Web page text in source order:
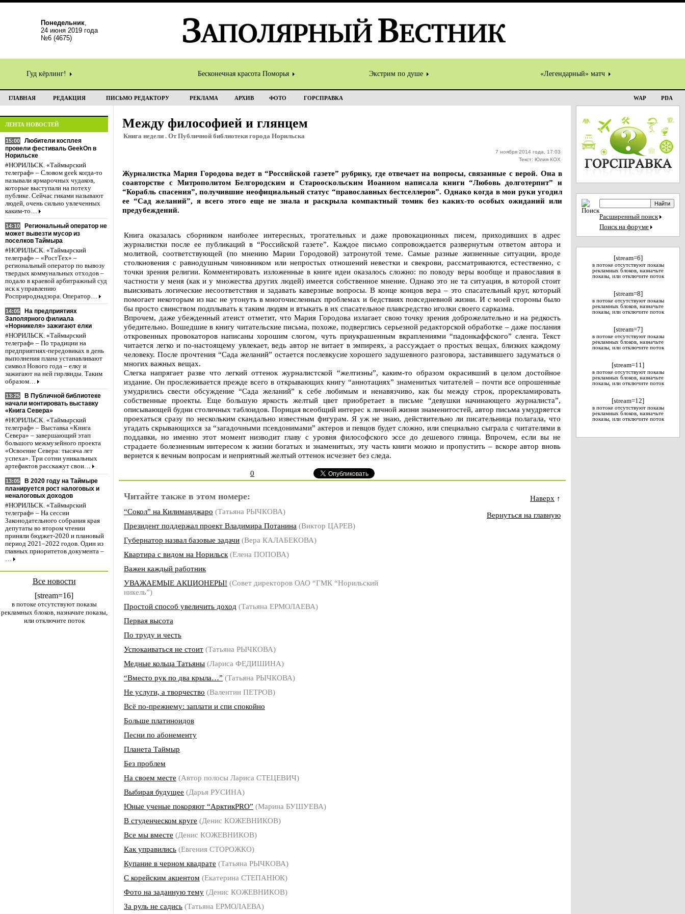
Понедельник,
24 июня 2019 года
№6 (4675)
Гуд кёрлинг! Бесконечная красота Поморья Экстрим по душе «Легендарный» матч
ГЛАВНАЯ РЕДАКЦИЯ ПИСЬМО РЕДАКТОРУ РЕКЛАМА АРХИВ ФОТО ГОРСПРАВКА WAP PDA
ЛЕНТА НОВОСТЕЙ
15:00
Любители косплея
провели фестиваль GeekOn в
Норильске
#НОРИЛЬСК. «Таймырский
телеграф» – Словом geek когда-то
называли ярмарочных чудаков,
которые выступали на потеху
публике. Сейчас гиками называют
людей, очень сильно увлеченных
каким-то…
14:10
Региональный оператор не
может вывезти мусор из
поселков Таймыра
#НОРИЛЬСК. «Таймырский
телеграф» – «РостТех» –
региональный оператор по вывозу
твердых коммунальных отходов –
подало в краевой арбитражный суд
иск к управлению
Росприроднадзора. Оператор…
14:05
На предприятиях
Заполярного филиала
«Норникеля» зажигают елки
#НОРИЛЬСК. «Таймырский
телеграф» – По традиции на
предприятиях-передовиках в день
выполнения плана устанавливают
символ Нового года – елку и
зажигают на ней гирлянды. Таким
образом…
13:25
В Публичной библиотеке
начали монтировать выставку
«Книга Севера»
#НОРИЛЬСК. «Таймырский
телеграф» – Выставка «Книга
Севера» – завершающий этап
большого межмузейного проекта
«Освоение Севера: тысяча лет
успеха». Три сотни уникальных
артефактов расскажут свои…
13:05
В 2020 году на Таймыре
планируется рост налоговых и
неналоговых доходов
#НОРИЛЬСК. «Таймырский
телеграф» – На сессии
Законодательного собрания края
депутаты во втором чтении
приняли бюджет-2020 и плановый
период 2021–2022 годов. Один из
главных приоритетов документа –
…
Все новости
[stream=16]
в потоке отсутствуют показы
рекламных блоков, назначьте показы,
или отключите поток
Между философией и глянцем
Книга недели . От Публичной библиотеки города Норильска
7 ноября 2014 года, 17:03
Текст: Юлия КОХ
Журналистка Мария Городова ведет в “Российской газете” рубрику, где отвечает на вопросы, связанные с верой. Она в
соавторстве с Митрополитом Белгородским и Старооскольским Иоанном написала книги “Любовь долготерпит” и
“Корабль спасения”, получившие неофициальный статус “православных бестселлеров”. Однако когда в мои руки угодил
ее “Сад желаний”, я всего этого еще не знала и раскрыла компактный томик без каких-то особых ожиданий или
предубеждений.
Книга оказалась сборником наиболее интересных, трогательных и даже провокационных писем, приходивших в адрес
журналистки после ее публикаций в “Российской газете”. Каждое письмо сопровождается развернутым ответом автора и
молитвой, соответствующей (по мнению Марии Городовой) затронутой теме. Самые разные жизненные ситуации, вроде
столкновения с равнодушным чиновником или непростых отношений невестки и свекрови, рассматриваются, естественно, с
точки зрения религии. Комментировать изложенные в книге идеи оказалось сложно: по поводу веры вообще и православия в
частности у меня (как и у множества других людей) имеется собственное мнение. Однако это не та ситуация, в которой стоит
выискивать логические несоответствия и задавать каверзные вопросы. В конце концов вера – это спасательный круг, который
помогает некоторым из нас не утонуть в многочисленных проблемах и бедствиях повседневной жизни. И с моей стороны было
бы просто свинством подплывать к таким людям и втыкать в их спасательное плавсредство иголки своего сарказма.
Впрочем, даже убежденный атеист отметит, что Мария Городова излагает свою точку зрения доброжелательно и на редкость
убедительно. Вошедшие в книгу читательские письма, похоже, подверглись серьезной редакторской обработке – даже послания
откровенных провокаторов написаны хорошим слогом, чуть приукрашенным вкраплениями “падонкаффского” сленга. Текст
читается легко и по-настоящему увлекает, ведь автор не витает в эмпиреях, а рассуждает о простых вещах, близких каждому
человеку. После прочтения “Сада желаний” остается послевкусие хорошего задушевного разговора, заставившего задуматься о
многих важных вещах.
Слегка напрягает разве что легкий оттенок журналистской “желтизны”, каким-то образом окрасивший в целом достойное
издание. Он прослеживается прежде всего в открывающих книгу “аннотациях” знаменитых читателей – почти все опрошенные
умудрились свести обсуждение “Сада желаний” к себе любимым и ненавязчиво, как бы между строк, прорекламировать
собственные проекты. Еще большую яркость желтый цвет приобретает в письме “девушки начинающего журналиста”,
описывающей будни столичных таблоидов. Порицая всеобщий интерес к личной жизни знаменитостей, автор письма умудряется
проехаться сразу по нескольким скандально известным фигурам. Я уж не знаю, действительно ли писательница полагала, что
угадать скрывающихся за “загадочными псевдонимами” актеров и певцов будет сложно, или специально сыграла с читателями в
поддавки, но именно этот момент низводит главу с уровня философского эссе до дешевого глянца. Впрочем, если вы не
страдаете болезненным интересом к жизни богатых и знаменитых, эту часть книги можно и пропустить – вскоре автор вновь
вернется к вечным вопросам и неприятный желтый оттенок исчезнет без следа.
0
Читайте также в этом номере:
“Сокол” на Килиманджаро (Татьяна РЫЧКОВА)
Президент поддержал проект Владимира Потанина (Виктор ЦАРЕВ)
Губернатор назвал базовые задачи (Вера КАЛАБЕКОВА)
Квартира с видом на Норильск (Елена ПОПОВА)
Важен каждый работник
УВАЖАЕМЫЕ АКЦИОНЕРЫ! (Совет директоров ОАО “ГМК “Норильский
никель”)
Простой способ увеличить доход (Татьяна ЕРМОЛАЕВА)
Первая высота
По труду и честь
Успокаиваться не стоит (Татьяна РЫЧКОВА)
Медные кольца Татьяны (Лариса ФЕДИШИНА)
“Вместо рук по два крыла…” (Татьяна РЫЧКОВА)
Не услуги, а творчество (Валентин ПЕТРОВ)
Всё по-прежнему: заплати и спи спокойно
Больше платиноидов
Песни по абонементу
Планета Таймыр
Без проблем
На своем месте (Автор полосы Лариса СТЕЦЕВИЧ)
Выбирая будущее (Дарья РУСИНА)
Юные ученые покоряют “АрктикPRO” (Марина БУШУЕВА)
В студенческом круге (Денис КОЖЕВНИКОВ)
Все мы вместе (Денис КОЖЕВНИКОВ)
Как управились (Евгения СТОРОЖКО)
Купание в черном квадрате (Татьяна РЫЧКОВА)
С корейским акцентом (Екатерина СТЕПАНЮК)
Фото на заданную тему (Денис КОЖЕВНИКОВ)
За руль не садись (Татьяна ЕРМОЛАЕВА)
Наверх ↑
Вернуться на главную
Расширенный поиск
Поиск на форуме
[stream=6]
в потоке отсутствуют показы
рекламных блоков, назначьте
показы, или отключите поток
[stream=8]
в потоке отсутствуют показы
рекламных блоков, назначьте
показы, или отключите поток
[stream=7]
в потоке отсутствуют показы
рекламных блоков, назначьте
показы, или отключите поток
[stream=11]
в потоке отсутствуют показы
рекламных блоков, назначьте
показы, или отключите поток
[stream=12]
в потоке отсутствуют показы
рекламных блоков, назначьте
показы, или отключите поток